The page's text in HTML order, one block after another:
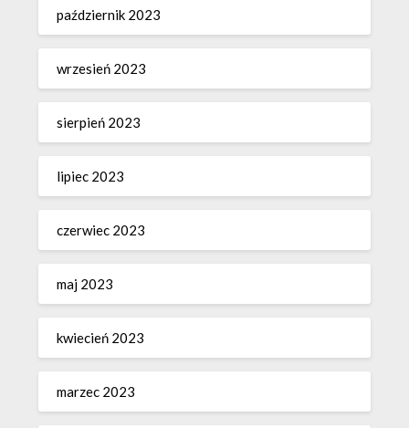
październik 2023
wrzesień 2023
sierpień 2023
lipiec 2023
czerwiec 2023
maj 2023
kwiecień 2023
marzec 2023